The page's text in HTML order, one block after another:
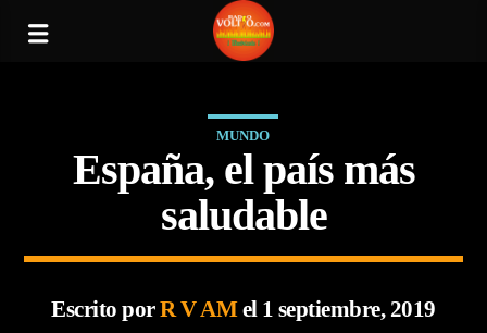
MUNDO
España, el país más
saludable
Escrito porR V AMel 1 septiembre, 2019